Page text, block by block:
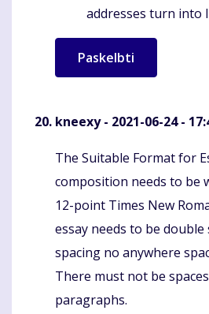
addresses turn into
kneexy- 2021-06-24 -
Komentaras
The Suitable Format for
composition needs to be
12-point Times New
essay needs to be double
spacing no anywhere
There must not be
paragraphs.